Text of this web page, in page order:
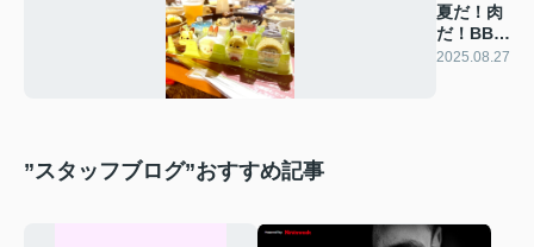
夏だ！肉
だ！BBQ
だ！
2025.08.27
”スタッフブログ”おすすめ記事